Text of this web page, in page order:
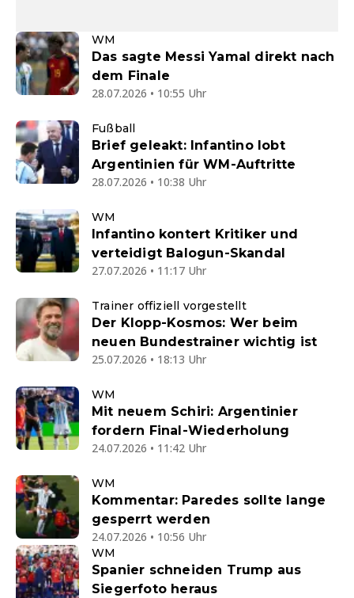
WM
Das sagte Messi Yamal direkt nach
dem Finale
28.07.2026 • 10:55 Uhr
Fußball
Brief geleakt: Infantino lobt
Argentinien für WM-Auftritte
28.07.2026 • 10:38 Uhr
WM
Infantino kontert Kritiker und
verteidigt Balogun-Skandal
27.07.2026 • 11:17 Uhr
Trainer offiziell vorgestellt
Der Klopp-Kosmos: Wer beim
neuen Bundestrainer wichtig ist
25.07.2026 • 18:13 Uhr
WM
Mit neuem Schiri: Argentinier
fordern Final-Wiederholung
24.07.2026 • 11:42 Uhr
WM
Kommentar: Paredes sollte lange
gesperrt werden
24.07.2026 • 10:56 Uhr
WM
Spanier schneiden Trump aus
Siegerfoto heraus